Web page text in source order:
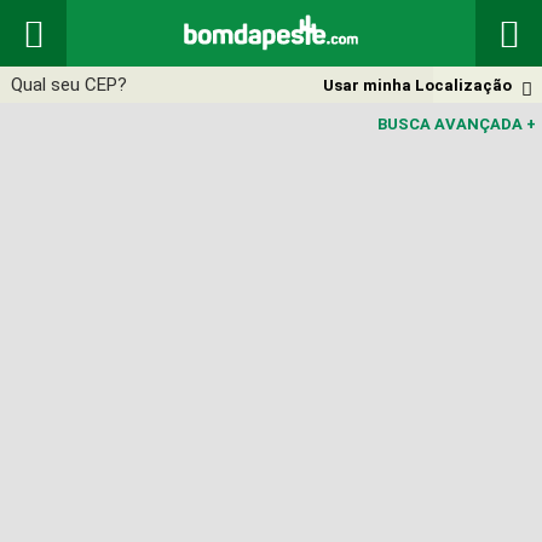
 

Usar minha Localização
BUSCA AVANÇADA +